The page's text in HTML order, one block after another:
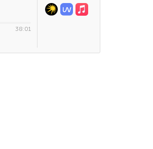
38:01